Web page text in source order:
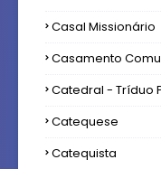
Casal Missionário
Casamento
Catedral - Tríduo
Catequese
Catequista